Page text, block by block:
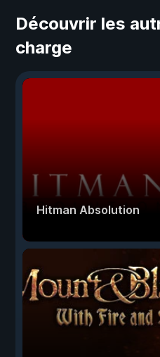
Découvrir les
charge
Hitman Absolution